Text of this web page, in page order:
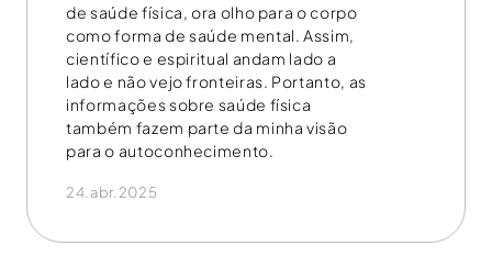
de saúde física, ora olho para o corpo
como forma de saúde mental. Assim,
científico e espiritual andam lado a
lado e não vejo fronteiras. Portanto, as
informações sobre saúde física
também fazem parte da minha visão
para o autoconhecimento.
24.abr.2025